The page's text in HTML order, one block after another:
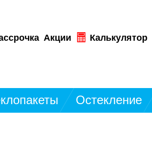
Акции Калькулятор
Остекление